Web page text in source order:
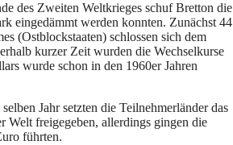
des Zweiten Weltkrieges schuf Bretton die
eingedämmt werden konnten. Zunächst 44
(Ostblockstaaten) schlossen sich dem
kurzer Zeit wurden die Wechselkurse
wurde schon in den 1960er Jahren
Jahr setzten die Teilnehmerländer das
Welt freigegeben, allerdings gingen die
führten.